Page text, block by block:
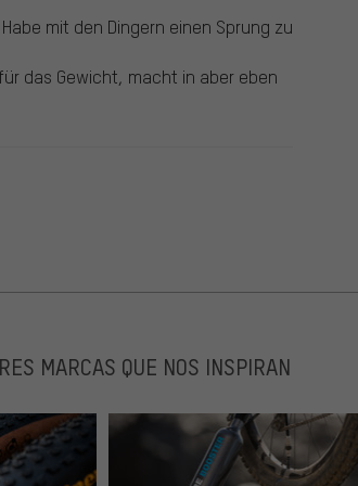
mit den Dingern einen Sprung zu
das Gewicht, macht in aber eben
MARCAS QUE NOS INSPIRAN